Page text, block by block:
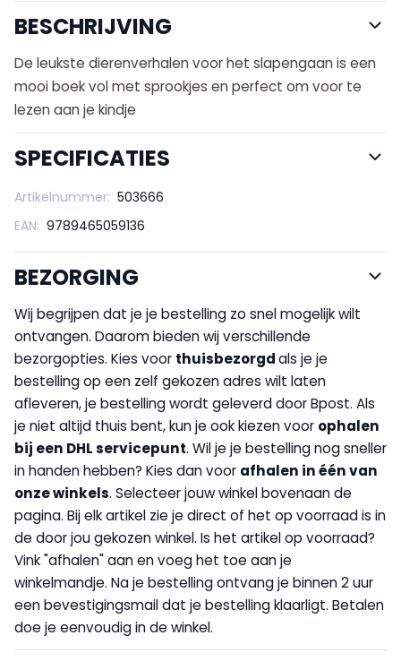
BESCHRIJVING
De leukste dierenverhalen voor het slapengaan is een
mooi boek vol met sprookjes en perfect om voor te
lezen aan je kindje
SPECIFICATIES
Artikelnummer: 503666
EAN: 9789465059136
BEZORGING
Wij begrijpen dat je je bestelling zo snel mogelijk wilt
ontvangen. Daarom bieden wij verschillende
bezorgopties. Kies voor thuisbezorgdals je je
bestelling op een zelf gekozen adres wilt laten
afleveren, je bestelling wordt geleverd door Bpost. Als
je niet altijd thuis bent, kun je ook kiezen voor ophalen
bij een DHL servicepunt. Wil je je bestelling nog sneller
in handen hebben? Kies dan voor afhalen in één van
onze winkels. Selecteer jouw winkel bovenaan de
pagina. Bij elk artikel zie je direct of het op voorraad is in
de door jou gekozen winkel. Is het artikel op voorraad?
Vink "afhalen" aan en voeg het toe aan je
winkelmandje. Na je bestelling ontvang je binnen 2 uur
een bevestigingsmail dat je bestelling klaarligt. Betalen
doe je eenvoudig in de winkel.